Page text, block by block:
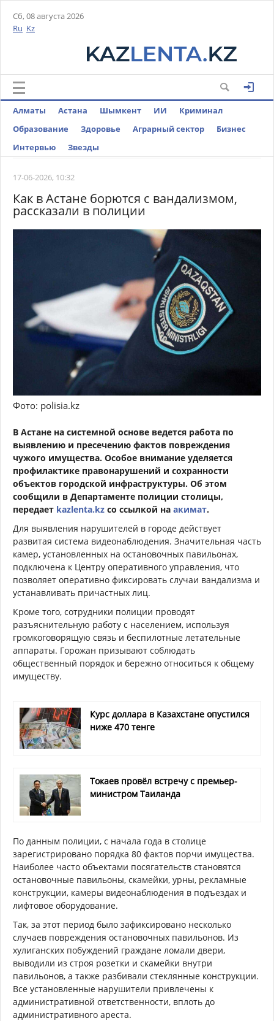
Сб, 08 августа 2026
Ru Kz
Алматы Астана Шымкент ИИ
Криминал
Образование
Здоровье Аграрный сектор
Бизнес
Интервью
Звезды
17-06-2026, 10:32
Как в Астане борются с вандализмом,
рассказали в полиции
Фото: polisia.kz
В Астане на системной основе ведется работа по
выявлению и пресечению фактов повреждения
чужого имущества. Особое внимание уделяется
профилактике правонарушений и сохранности
объектов городской инфраструктуры. Об этом
сообщили в Департаменте полиции столицы,
передает kazlenta.kz со ссылкой на акимат.
Для выявления нарушителей в городе действует
развитая система видеонаблюдения. Значительная часть
камер, установленных на остановочных павильонах,
подключена к Центру оперативного управления, что
позволяет оперативно фиксировать случаи вандализма и
устанавливать причастных лиц.
Кроме того, сотрудники полиции проводят
разъяснительную работу с населением, используя
громкоговорящую связь и беспилотные летательные
аппараты. Горожан призывают соблюдать
общественный порядок и бережно относиться к общему
имуществу.
Курс доллара в Казахстане опустился
ниже 470 тенге
Токаев провёл встречу с премьер-
министром Таиланда
По данным полиции, с начала года в столице
зарегистрировано порядка 80 фактов порчи имущества.
Наиболее часто объектами посягательств становятся
остановочные павильоны, скамейки, урны, рекламные
конструкции, камеры видеонаблюдения в подъездах и
лифтовое оборудование.
Так, за этот период было зафиксировано несколько
случаев повреждения остановочных павильонов. Из
хулиганских побуждений граждане ломали двери,
выводили из строя розетки и скамейки внутри
павильонов, а также разбивали стеклянные конструкции.
Все установленные нарушители привлечены к
административной ответственности, вплоть до
административного ареста.